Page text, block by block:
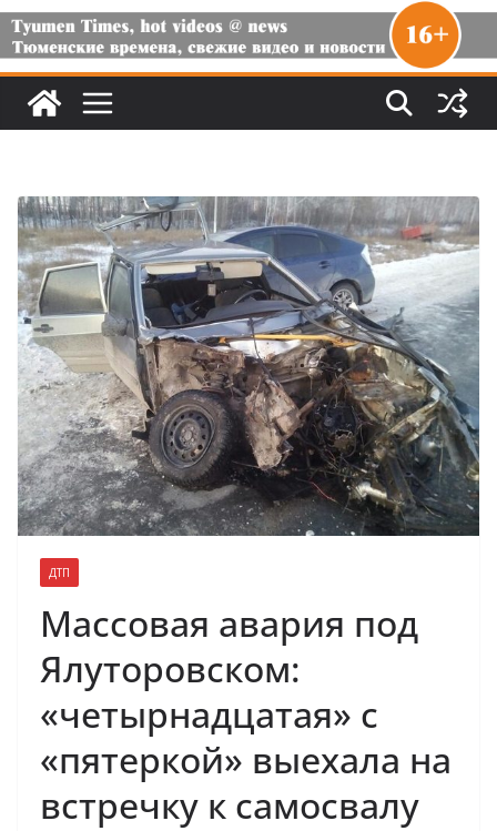
ДТП
Массовая авария под
Ялуторовском:
«четырнадцатая» с
«пятеркой» выехала на
встречку к самосвалу